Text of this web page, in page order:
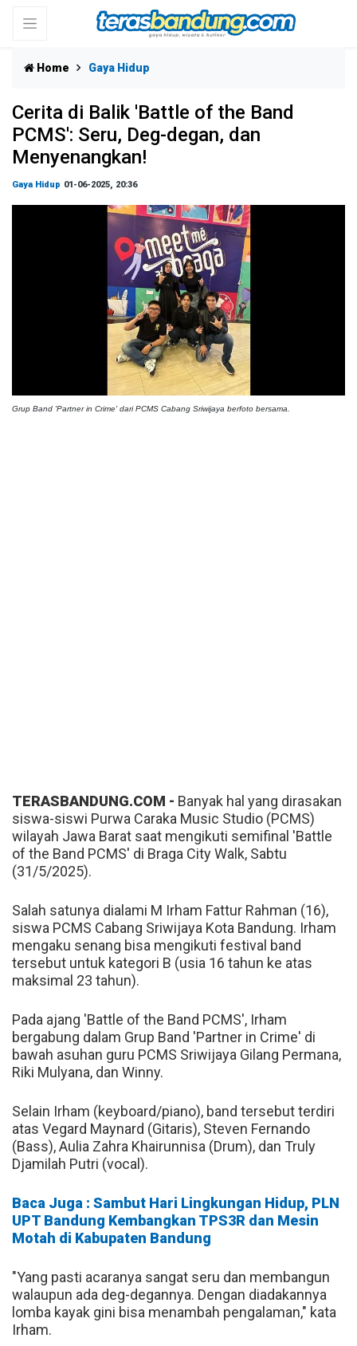
Home Gaya Hidup
Cerita di Balik 'Battle of the Band
PCMS': Seru, Deg-degan, dan
Menyenangkan!
Gaya Hidup 01-06-2025, 20:36
Grup Band 'Partner in Crime' dari PCMS Cabang Sriwijaya berfoto bersama.
TERASBANDUNG.COM - Banyak hal yang dirasakan
siswa-siswi Purwa Caraka Music Studio (PCMS)
wilayah Jawa Barat saat mengikuti semifinal 'Battle
of the Band PCMS' di Braga City Walk, Sabtu
(31/5/2025).
Salah satunya dialami M Irham Fattur Rahman (16),
siswa PCMS Cabang Sriwijaya Kota Bandung. Irham
mengaku senang bisa mengikuti festival band
tersebut untuk kategori B (usia 16 tahun ke atas
maksimal 23 tahun).
Pada ajang 'Battle of the Band PCMS', Irham
bergabung dalam Grup Band 'Partner in Crime' di
bawah asuhan guru PCMS Sriwijaya Gilang Permana,
Riki Mulyana, dan Winny.
Selain Irham (keyboard/piano), band tersebut terdiri
atas Vegard Maynard (Gitaris), Steven Fernando
(Bass), Aulia Zahra Khairunnisa (Drum), dan Truly
Djamilah Putri (vocal).
Baca Juga : Sambut Hari Lingkungan Hidup, PLN
UPT Bandung Kembangkan TPS3R dan Mesin
Motah di Kabupaten Bandung
"Yang pasti acaranya sangat seru dan membangun
walaupun ada deg-degannya. Dengan diadakannya
lomba kayak gini bisa menambah pengalaman," kata
Irham.